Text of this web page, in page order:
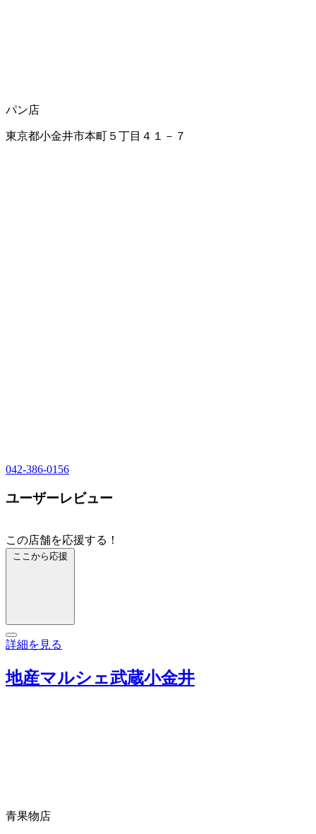
パン店
東京都小金井市本町５丁目４１－７
042-386-0156
ユーザーレビュー
この店舗を応援する！
ここから応援
詳細を見る
地産マルシェ武蔵小金井
青果物店